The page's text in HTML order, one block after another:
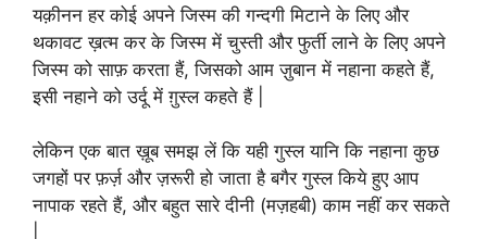
यक़ीनन हर कोई अपने जिस्म की गन्दगी मिटाने के लिए और
थकावट ख़त्म कर के जिस्म में चुस्ती और फुर्ती लाने के लिए अपने
जिस्म को साफ़ करता हैं, जिसको आम ज़ुबान में नहाना कहते हैं,
इसी नहाने को उर्दू में ग़ुस्ल कहते हैं |
लेकिन एक बात ख़ूब समझ लें कि यही गुस्ल यानि कि नहाना कुछ
जगहों पर फ़र्ज़ और ज़रूरी हो जाता है बगैर गुस्ल किये हुए आप
नापाक रहते हैं, और बहुत सारे दीनी (मज़हबी) काम नहीं कर सकते